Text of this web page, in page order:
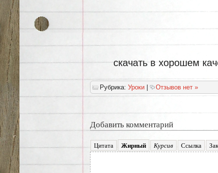
скачать в хорошем
Рубрика: Уроки Отзывов нет »
Добавить комментарий